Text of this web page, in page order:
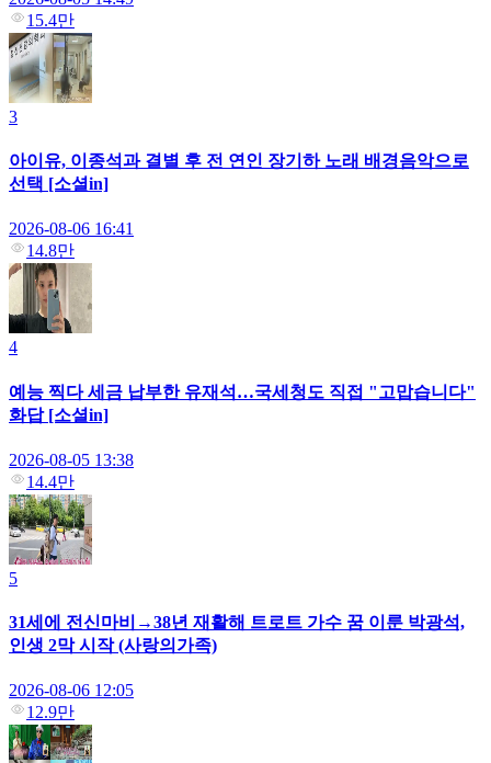
15.4만
3
아이유, 이종석과 결별 후 전 연인 장기하 노래 배경음악으로
선택 [소셜in]
2026-08-06 16:41
14.8만
4
예능 찍다 세금 납부한 유재석…국세청도 직접 "고맙습니다"
화답 [소셜in]
2026-08-05 13:38
14.4만
5
31세에 전신마비→38년 재활해 트로트 가수 꿈 이룬 박광석,
인생 2막 시작 (사랑의가족)
2026-08-06 12:05
12.9만